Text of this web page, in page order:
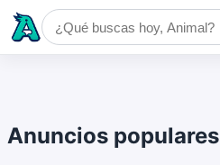
Anuncios populares